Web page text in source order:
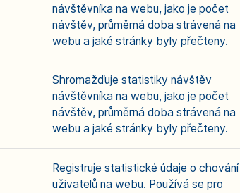
návštěvníka na webu, jako je počet
návštěv, průměrná doba strávená na
webu a jaké stránky byly přečteny.
Shromažďuje statistiky návštěv
návštěvníka na webu, jako je počet
návštěv, průměrná doba strávená na
webu a jaké stránky byly přečteny.
Registruje statistické údaje o chování
uživatelů na webu. Používá se pro